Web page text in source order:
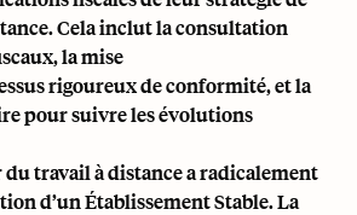
Cela inclut la consultation
la mise
rigoureux de conformité, et la
pour suivre les évolutions
du travail à distance a radicalement
d’un Établissement Stable. La